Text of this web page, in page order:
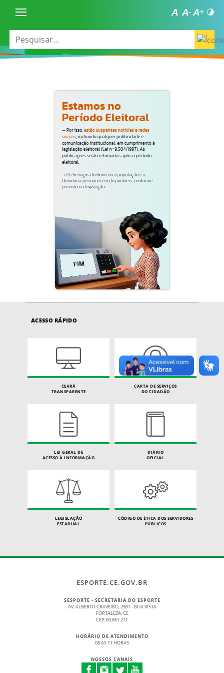
ACESSO RÁPIDO
CEARÁ
TRANSPARENTE
CARTA DE SERVIÇOS
DO CIDADÃO
LEI GERAL DE
ACESSO À INFORMAÇÃO
DIÁRIO
OFICIAL
LEGISLAÇÃO
ESTADUAL
CÓDIGO DE ÉTICA DOS SERVIDORES
PÚBLICOS
ESPORTE.CE.GOV.BR
SESPORTE - SECRETARIA DO ESPORTE
AV. ALBERTO CRAVEIRO, 2901 - BOA VISTA
FORTALEZA, CE
CEP: 60.861.211
HORÁRIO DE ATENDIMENTO
08 ÀS 17 HORAS
NOSSOS CANAIS